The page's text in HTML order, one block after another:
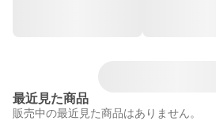
最近見た商品
販売中の最近見た商品はありません。